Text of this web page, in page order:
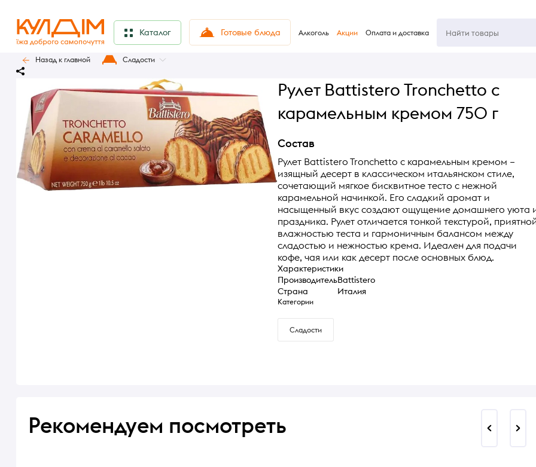
Каталог Готовые блюда Алкоголь Акции Оплата и доставка
Назад к главной Сладости
Рулет Battistero Tronchetto с
карамельным кремом 750 г
Состав
Рулет Battistero Tronchetto с карамельным кремом –
изящный десерт в классическом итальянском стиле,
сочетающий мягкое бисквитное тесто с нежной
карамельной начинкой. Его сладкий аромат и
насыщенный вкус создают ощущение домашнего уюта
праздника. Рулет отличается тонкой текстурой,
влажностью теста и гармоничным балансом между
сладостью и нежностью крема. Идеален для подачи
кофе, чая или как десерт после основных блюд.
Характеристики
ПроизводительBattistero
Страна
Италия
Категории
Сладости
Рекомендуем посмотреть